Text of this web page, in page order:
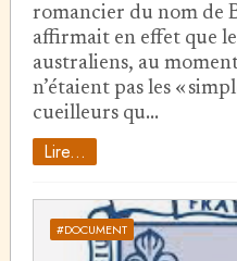
romancier du nom de
affirmait en effet que
australiens, au
n’étaient pas les «
cueilleurs qu…
Lire...
#DOCUMENT